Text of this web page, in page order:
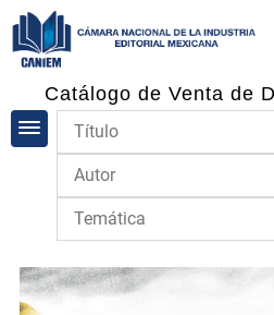
Catálogo de Venta de